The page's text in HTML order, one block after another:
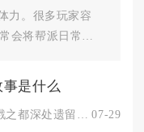
力。很多玩家容
会将帮派日常任
是什么
07-29